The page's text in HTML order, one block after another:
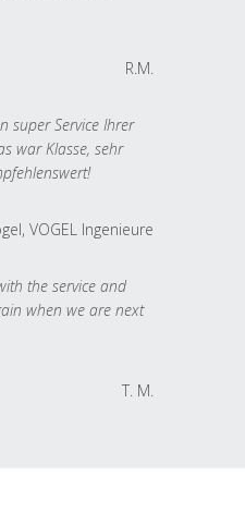
R.M.
super Service Ihrer
war Klasse, sehr
VOGEL Ingenieure
the service and
when we are next
T. M.